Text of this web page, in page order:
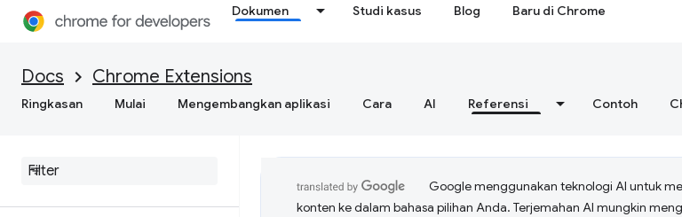
Dokumen Studi kasus Blog Baru di Chrome
Docs Chrome Extensions
Ringkasan Mulai Mengembangkan aplikasi Cara AI Referensi Contoh
Google menggunakan teknologi AI untuk
konten ke dalam bahasa pilihan Anda. Terjemahan AI mungkin